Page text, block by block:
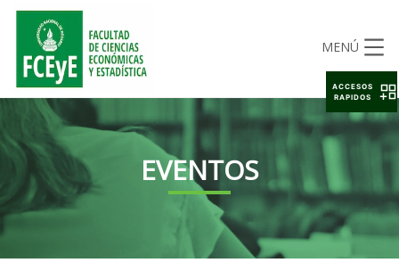
MENÚ
EVENTOS
ACCESOS
RAPIDOS